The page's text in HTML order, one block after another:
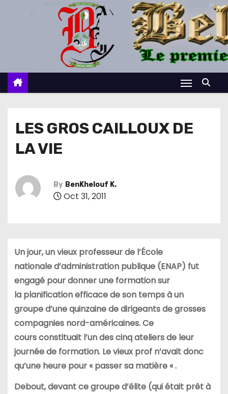
c
LES GROS CAILLOUX DE
LA VIE
By BenKhelouf K.
Oct 31, 2011
Un jour, un vieux professeur de l’École
nationaled’administration publique (ENAP) fut
engagé pour donner une formation sur
la planification efficace de son temps à un
groupe d’une quinzaine dedirigeants de grosses
compagnies nord-américaines. Ce
coursconstituait l’un des cinq ateliers de leur
journée de formation. Levieux prof n’avait donc
qu’une heure pour « passer sa matière « .
Debout, devant ce groupe d’élite (qui était prêt à